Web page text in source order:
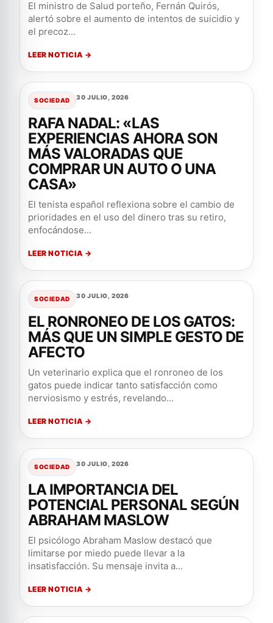
El ministro de Salud porteño, Fernán Quirós,
alertó sobre el aumento de intentos de suicidio y
el precoz...
LEER NOTICIA →
SOCIEDAD 30 JULIO, 2026
RAFA NADAL: «LAS
EXPERIENCIAS AHORA SON
MÁS VALORADAS QUE
COMPRAR UN AUTO O UNA
CASA»
El tenista español reflexiona sobre el cambio de
prioridades en el uso del dinero tras su retiro,
enfocándose...
LEER NOTICIA →
SOCIEDAD 30 JULIO, 2026
EL RONRONEO DE LOS GATOS:
MÁS QUE UN SIMPLE GESTO DE
AFECTO
Un veterinario explica que el ronroneo de los
gatos puede indicar tanto satisfacción como
nerviosismo y estrés, revelando...
LEER NOTICIA →
SOCIEDAD 30 JULIO, 2026
LA IMPORTANCIA DEL
POTENCIAL PERSONAL SEGÚN
ABRAHAM MASLOW
El psicólogo Abraham Maslow destacó que
limitarse por miedo puede llevar a la
insatisfacción. Su mensaje invita a...
LEER NOTICIA →